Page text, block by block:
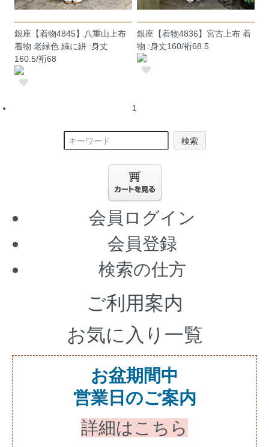
銀座【着物4845】八重山上布
着物 老緑色 縞に絣 :身丈
160.5/裄68
銀座【着物4836】宮古上布 着
物 :身丈160/裄68.5
1
検索
会員ログイン
会員登録
検索の仕方
ご利用案内
お気に入り一覧
お盆期間中
営業日のご案内
詳細はこちら